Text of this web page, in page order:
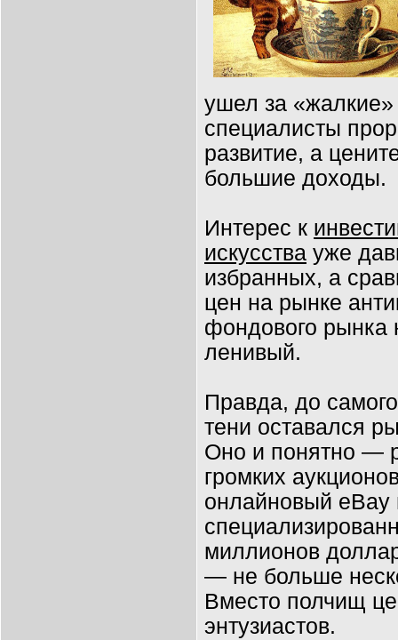
ушел за
специалисты
развитие, а
большие доходы.
Интерес к
искусства уже
избранных, а
цен на рынке
фондового рынка
ленивый.
Правда, до
тени оставался
Оно и понятно —
громких
онлайновый
миллионов
— не больше
Вместо полчищ
энтузиастов.